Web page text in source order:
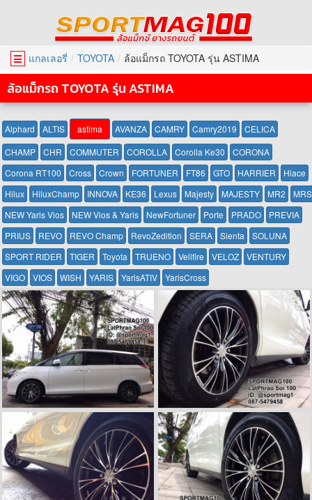
☰ แกลเลอรี่ TOYOTA ล้อแม็กรถ TOYOTA รุ่น ASTIMA
ล้อแม็กรถ TOYOTA รุ่น ASTIMA
Alphard ALTIS astima AVANZA CAMRY Camry2019
CELICA
CHAMP
CHR COMMUTER COROLLA Corolla Ke30
CORONA
Corona RT100
Cross Crown FORTUNER FT86 GTO HARRIER
Hiace
Hilux
HiluxChamp INNOVA KE36 Lexus Majesty MAJESTY MR2
MRS
NEW Yaris Vios
NEW Vios & Yaris NewFortuner Porte PRADO
PREVIA
PRIUS
REVO REVO Champ RevoZedition SERA Sienta
SOLUNA
SPORT RIDER
TIGER Toyota TRUENO Vellfire VELOZ
VENTURY
VIGO
VIOS WISH YARIS YarisATIV YarisCross